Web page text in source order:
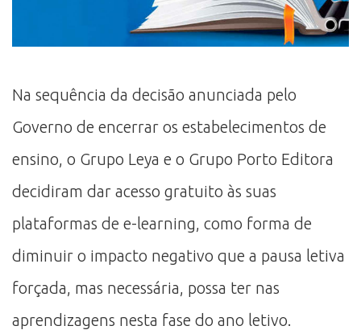
Na sequência da decisão anunciada pelo
Governo de encerrar os estabelecimentos de
ensino, o Grupo Leya e o Grupo Porto Editora
decidiram dar acesso gratuito às suas
plataformas de e-learning, como forma de
diminuir o impacto negativo que a pausa letiva
forçada, mas necessária, possa ter nas
aprendizagens nesta fase do ano letivo.